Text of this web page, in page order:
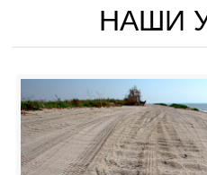
НАШИ